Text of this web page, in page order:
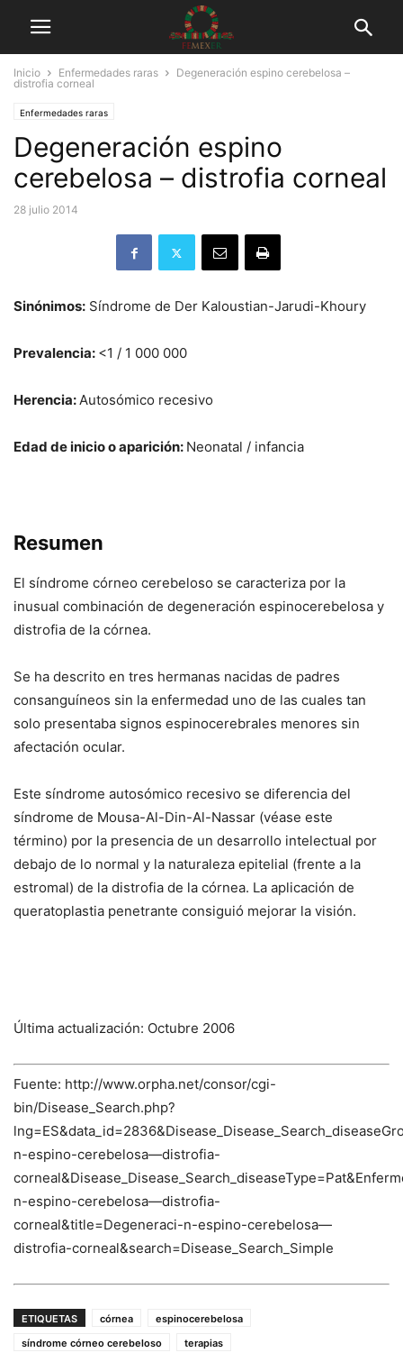
Inicio Enfermedades raras
Degeneración espino cerebelosa –
distrofia corneal
Enfermedades raras
Degeneración espino
cerebelosa – distrofia corneal
28 julio 2014
Sinónimos: Síndrome de Der Kaloustian-Jarudi-Khoury
Prevalencia: <1 / 1 000 000
Herencia:Autosómico recesivo
Edad de inicio o aparición: Neonatal / infancia
Resumen
El síndrome córneo cerebeloso se caracteriza por la
inusual combinación de degeneración espinocerebelosa y
distrofia de la córnea.
Se ha descrito en tres hermanas nacidas de padres
consanguíneos sin la enfermedad uno de las cuales tan
solo presentaba signos espinocerebrales menores sin
afectación ocular.
Este síndrome autosómico recesivo se diferencia del
síndrome de Mousa-Al-Din-Al-Nassar (véase este
término) por la presencia de un desarrollo intelectual por
debajo de lo normal y la naturaleza epitelial (frente a la
estromal) de la distrofia de la córnea. La aplicación de
queratoplastia penetrante consiguió mejorar la visión.
Última actualización: Octubre 2006
Fuente: http://www.orpha.net/consor/cgi-
bin/Disease_Search.php?
n-espino-cerebelosa—distrofia-
n-espino-cerebelosa—distrofia-
corneal&title=Degeneraci-n-espino-cerebelosa—
distrofia-corneal&search=Disease_Search_Simple
ETIQUETAS córnea
espinocerebelosa
síndrome córneo cerebeloso
terapias